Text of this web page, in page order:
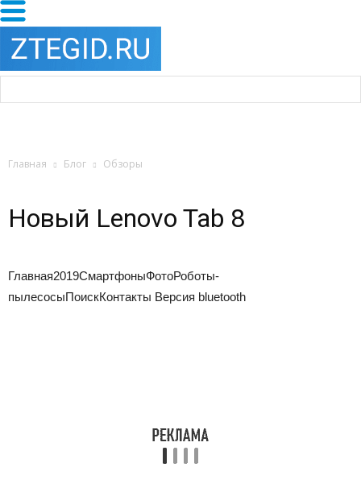
Главная Блог Обзоры
Новый Lenovo Tab 8
Главная2019СмартфоныФотоРоботы-
пылесосыПоискКонтакты Версия bluetooth